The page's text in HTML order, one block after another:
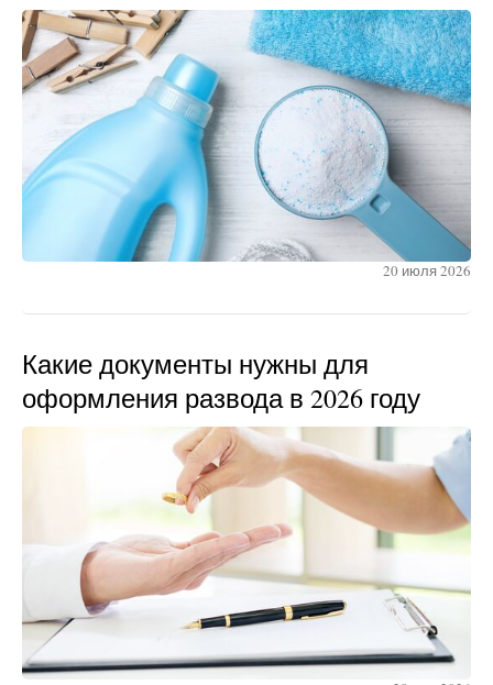
20 июля 2026
Какие документы нужны для
оформления развода в 2026 году